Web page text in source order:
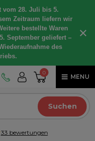
vom 28. Juli bis 5.
Zeitraum liefern wir
bestellte Waren
September geliefert –
des
×
0
MENU
Suchen
33 bewertungen